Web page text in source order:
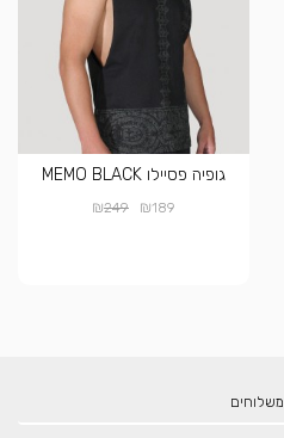
גופיה פסיילו MEMO BLACK
₪189
₪249
משלוחים